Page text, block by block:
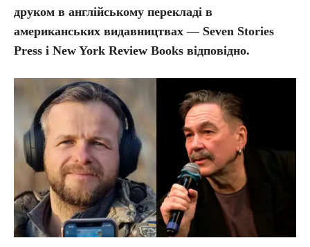
друком в англійському перекладі в
американських видавництвах — Seven Stories
Press і New York Review Books відповідно.